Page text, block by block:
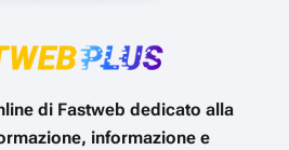
di Fastweb dedicato alla
informazione e